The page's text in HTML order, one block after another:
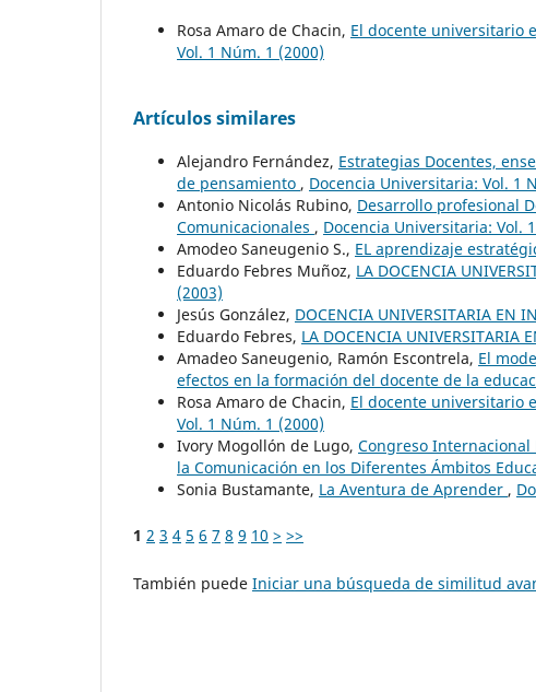
Rosa Amaro de Chacin, El docente universitario
Vol. 1 Núm. 1 (2000)
Artículos similares
Alejandro Fernández, Estrategias Docentes,
de pensamiento , Docencia Universitaria: Vol. 1
Antonio Nicolás Rubino, Desarrollo profesional
Comunicacionales , Docencia Universitaria: Vol.
Amodeo Saneugenio S., EL aprendizaje
Eduardo Febres Muñoz, LA DOCENCIA
(2003)
Jesús González, DOCENCIA UNIVERSITARIA EN
Eduardo Febres, LA DOCENCIA UNIVERSITARIA
Amadeo Saneugenio, Ramón Escontrela, El
efectos en la formación del docente de la
Rosa Amaro de Chacin, El docente universitario
Vol. 1 Núm. 1 (2000)
Ivory Mogollón de Lugo, Congreso Internacional
la Comunicación en los Diferentes Ámbitos
Sonia Bustamante, La Aventura de Aprender ,
1 2 3 4 5 6 7 8 9 10 > >>
También puede Iniciar una búsqueda de similitud